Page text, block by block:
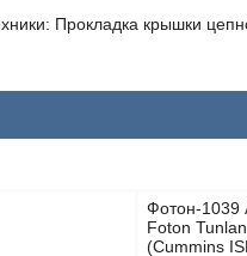
Прокладка крышки
Фотон-1039
Foton
(Cummins